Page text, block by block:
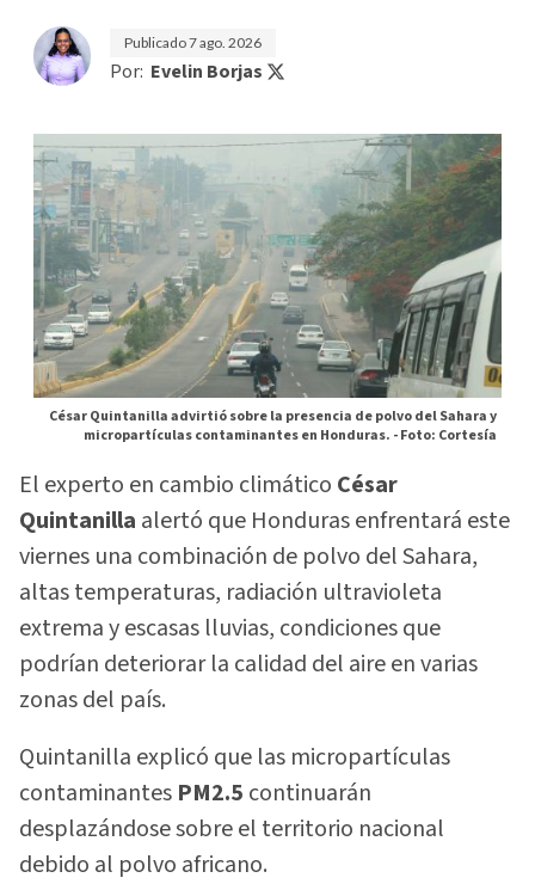
Publicado7 ago. 2026
Por: Evelin Borjas
César Quintanilla advirtió sobre la presencia de polvo del Sahara y
micropartículas contaminantes en Honduras. -Foto: Cortesía
El experto en cambio climático César
Quintanilla alertó que Honduras enfrentará este
viernes una combinación de polvo del Sahara,
altas temperaturas, radiación ultravioleta
extrema y escasas lluvias, condiciones que
podrían deteriorar la calidad del aire en varias
zonas del país.
Quintanilla explicó que las micropartículas
contaminantes PM2.5 continuarán
desplazándose sobre el territorio nacional
debido al polvo africano.